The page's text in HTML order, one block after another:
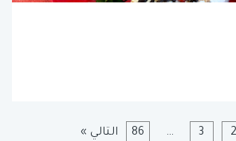
2
3
…
86 التالي »